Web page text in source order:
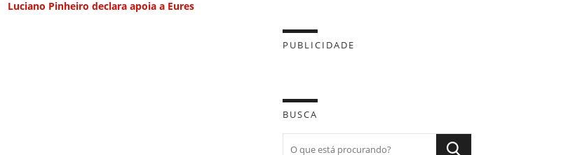
Luciano Pinheiro declara apoia a Eures
PUBLICIDADE
BUSCA